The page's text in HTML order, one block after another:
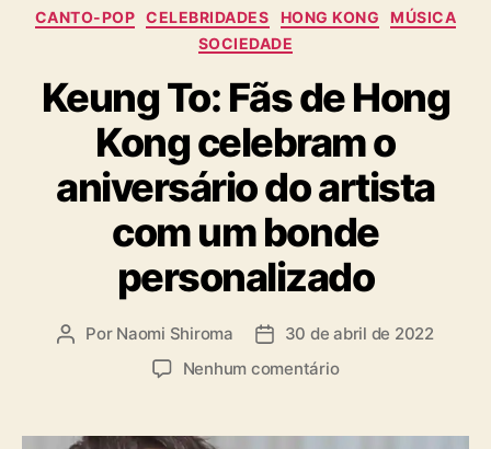
C
a
t
e
g
o
r
i
a
s
CANTO-POP CELEBRIDADES HONG KONG
MÚSICA
SOCIEDADE
Keung To: Fãs de Hong
Kong celebram o
aniversário do artista
com um bonde
personalizado
A
r
Por Naomi Shiroma
D
d
30 de abril de 2022
Nenhum comentárioe
e